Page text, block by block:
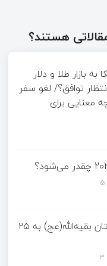
هستند؟
به بازار طلا و دلار
توافق؟/ لغو سفر
معنایی برای
5
خدمت‌رسانی بیمارستان بقیه‌الله(عج) به ۲۵
3